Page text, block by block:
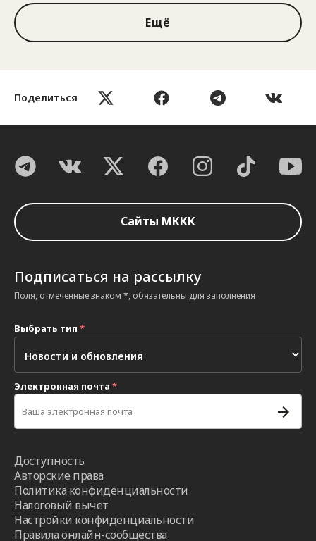
Поделиться
Ещё
Сайты МККК
Подписаться на рассылку
Поля, отмеченные знаком *, обязательны для заполнения
Выбрать тип *
Электронная почта *
Доступность
Авторские права
Политика конфиденциальности
Налоговый вычет
Настройки конфиденциальности
Правила онлайн-сообщества